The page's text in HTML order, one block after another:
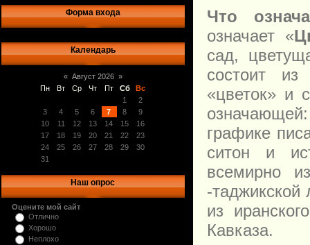
Форма входа
Календарь
« Август 2026 »
Пн
Вт Ср Чт Пт Сб
Вс
1
2
3
4 5 6 7 8
9
10
11 12 13 14 15
16
17
18 19 20 21 22
23
24
25 26 27 28 29
30
31
Наш опрос
Оцените мой сайт
Отлично
Хорошо
Неплохо
Что
означает «
сад,
состоит
«цветок» и
графике
ситон и
всемирно
-таджикской
из
Кавказа.